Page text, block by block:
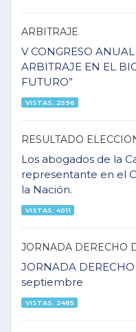
ARBITRAJE
V CONGRESO
ARBITRAJE EN EL
FUTURO”
VISTAS: 2596
RESULTADO
Los abogados de la
representante en el
la Nación.
VISTAS: 4011
JORNADA DERECHO
JORNADA
septiembre
VISTAS: 2485